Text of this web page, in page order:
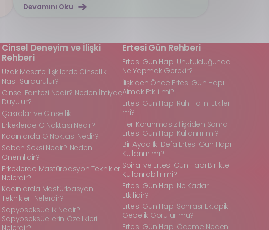
Devamını Oku
Cinsel Deneyim ve İlişki
Rehberi
Uzak Mesafe İlişkilerde Cinsellik
Nasıl Sürdürülür?
Cinsel Fantezi Nedir? Neden İhtiyaç
Duyulur?
Çakralar ve Cinsellik
Erkeklerde G Noktası Nedir?
Kadınlarda G Noktası Nedir?
Sabah Seksi Nedir? Neden
Önemlidir?
Erkeklerde Mastürbasyon Teknikleri
Nelerdir?
Kadınlarda Mastürbasyon
Teknikleri Nelerdir?
Sapyoseksüellik Nedir?
Sapyoseksüellerin Özellikleri
Nelerdir?
Ertesi Gün Rehberi
Ertesi Gün Hapı Unutulduğunda
Ne Yapmak Gerekir?
İlişkiden Önce Ertesi Gün Hapı
Almak Etkili mi?
Ertesi Gün Hapı Ruh Halini Etkiler
mi?
Her Korunmasız İlişkiden Sonra
Ertesi Gün Hapı Kullanılır mı?
Bir Ayda İki Defa Ertesi Gün Hapı
Kullanılır mı?
Spiral ve Ertesi Gün Hapı Birlikte
Kullanılabilir mi?
Ertesi Gün Hapı Ne Kadar
Etkilidir?
Ertesi Gün Hapı Sonrası Ektopik
Gebelik Görülür mü?
Ertesi Gün Hapı Ödeme Neden